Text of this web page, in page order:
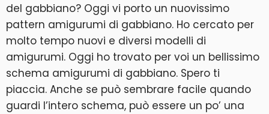
del gabbiano? Oggi vi porto un nuovissimo
pattern amigurumi di gabbiano. Ho cercato per
molto tempo nuovi e diversi modelli di
amigurumi. Oggi ho trovato per voi un bellissimo
schema amigurumi di gabbiano. Spero ti
piaccia. Anche se può sembrare facile quando
guardi l’intero schema, può essere un po’ una